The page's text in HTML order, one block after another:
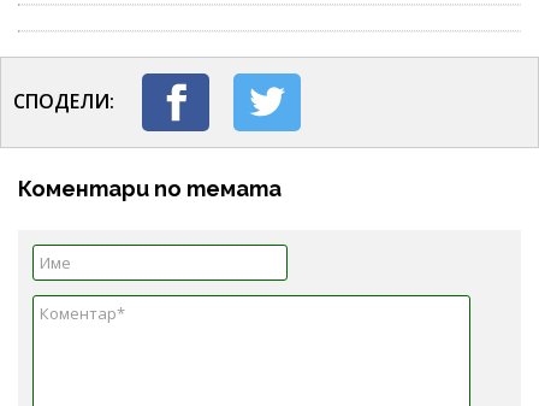
СПОДЕЛИ:
Коментари по темата